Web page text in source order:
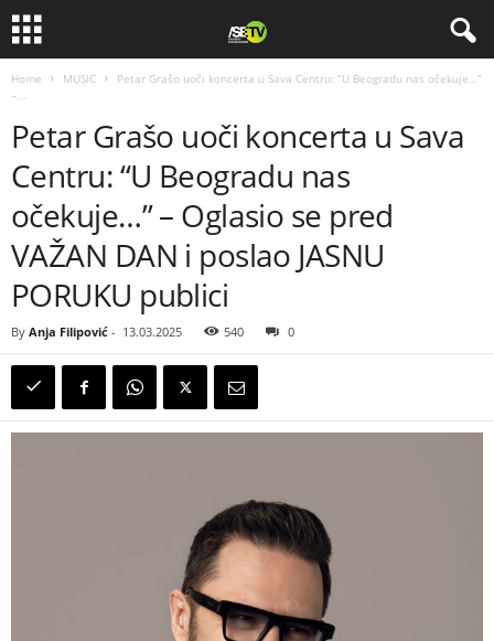
Home MUSIC
Petar Grašo uoči koncerta u Sava Centru: “U Beogradu nas očekuje…”
–...
Petar Grašo uoči koncerta u Sava
Centru: “U Beogradu nas
očekuje…” – Oglasio se pred
VAŽAN DAN i poslao JASNU
PORUKU publici
By Anja Filipović - 13.03.2025 540 0